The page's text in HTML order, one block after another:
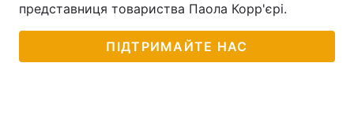
представниця товариства Паола Корр'єрі.
ПІДТРИМАЙТЕ НАС